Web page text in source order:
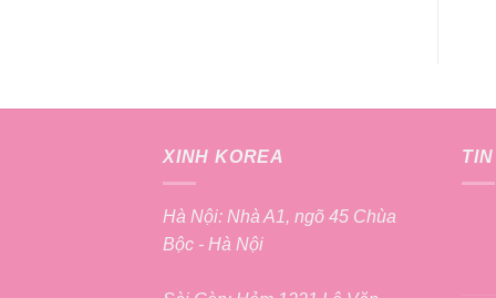
XINH KOREA
Hà Nội: Nhà A1, ngõ 45 Chùa
Bộc - Hà Nội